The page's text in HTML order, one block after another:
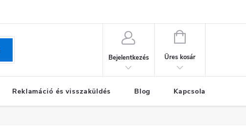
Bejelentkezés
KOSÁR
Üres kosár
Reklamáció és visszaküldés Blog Kapcsolat